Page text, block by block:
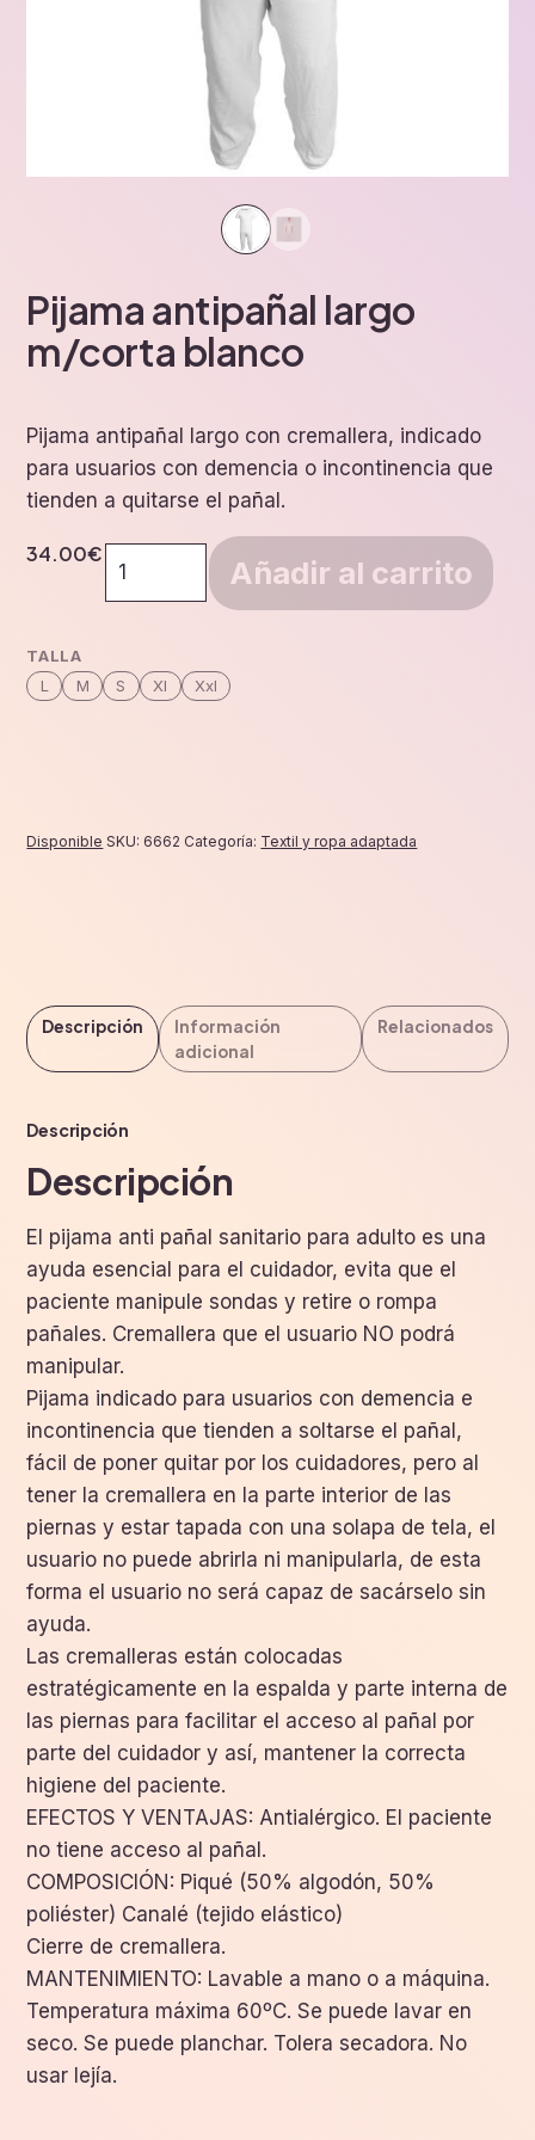
Pijama antipañal largo
m/corta blanco
Pijama antipañal largo con cremallera, indicado
para usuarios con demencia o incontinencia que
tienden a quitarse el pañal.
TALLA
L M S Xl Xxl
34.00€
antipañal
blanco
cantidad
Añadir al carrito
Disponible SKU: 6662 Categoría: Textil y ropa adaptada
Descripción
Información
adicional
Relacionados
Descripción
Descripción
El pijama anti pañal sanitario para adulto es una
ayuda esencial para el cuidador, evita que el
paciente manipule sondas y retire o rompa
pañales. Cremallera que el usuario NO podrá
manipular.
Pijama indicado para usuarios con demencia e
incontinencia que tienden a soltarse el pañal,
fácil de poner quitar por los cuidadores, pero al
tener la cremallera en la parte interior de las
piernas y estar tapada con una solapa de tela, el
usuario no puede abrirla ni manipularla, de esta
forma el usuario no será capaz de sacárselo sin
ayuda.
Las cremalleras están colocadas
estratégicamente en la espalda y parte interna de
las piernas para facilitar el acceso al pañal por
parte del cuidador y así, mantener la correcta
higiene del paciente.
EFECTOS Y VENTAJAS: Antialérgico. El paciente
no tiene acceso al pañal.
COMPOSICIÓN: Piqué (50% algodón, 50%
poliéster) Canalé (tejido elástico)
Cierre de cremallera.
MANTENIMIENTO: Lavable a mano o a máquina.
Temperatura máxima 60ºC. Se puede lavar en
seco. Se puede planchar. Tolera secadora. No
usar lejía.